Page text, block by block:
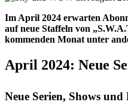
Im April 2024 erwarten
auf neue Staffeln von
kommenden Monat unter
April 2024: Neue
Neue Serien, Shows